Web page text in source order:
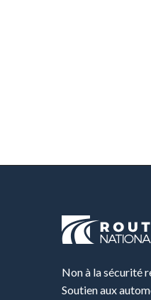
Non à la sécurité
Soutien aux